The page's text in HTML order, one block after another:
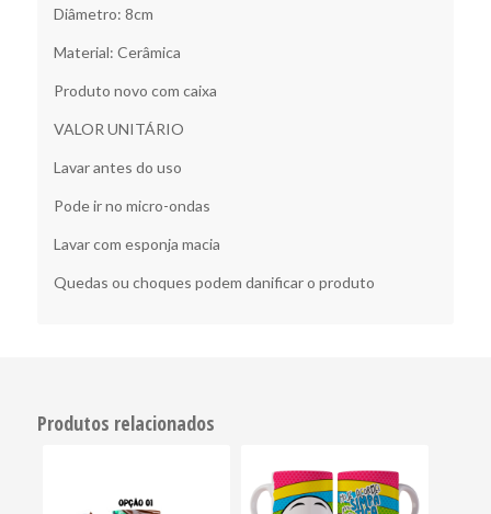
Diâmetro: 8cm
Material: Cerâmica
Produto novo com caixa
VALOR UNITÁRIO
Lavar antes do uso
Pode ir no micro-ondas
Lavar com esponja macia
Quedas ou choques podem danificar o produto
Produtos relacionados